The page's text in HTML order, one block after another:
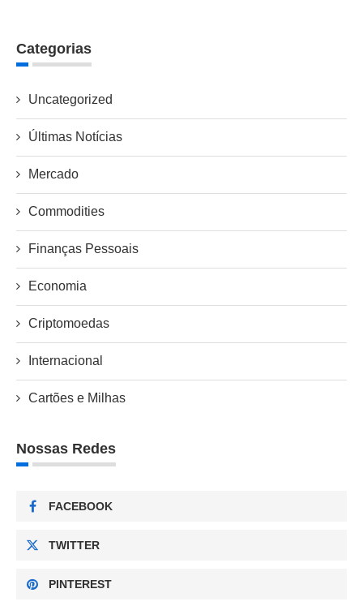
Categorias
Uncategorized
Últimas Notícias
Mercado
Commodities
Finanças Pessoais
Economia
Criptomoedas
Internacional
Cartões e Milhas
Nossas Redes
FACEBOOK
TWITTER
PINTEREST